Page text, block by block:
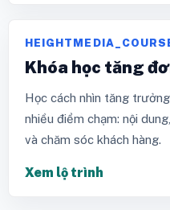
Khóa học tăng
Học cách nhìn tăng
nhiều điểm chạm: nội
và chăm sóc khách hàng.
Xem lộ trình